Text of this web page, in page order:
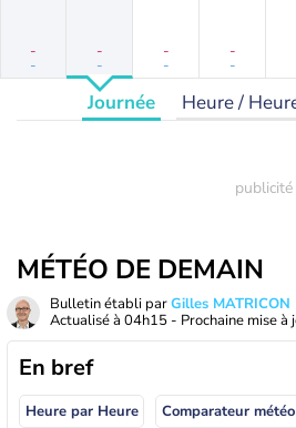
-
-
-
-
-
-
-
-
Journée Heure /
MÉTÉO DE DEMAIN
Bulletin établi parGilles MATRICON
Actualisé à 04h15 - Prochaine mise à
En bref
Heure par Heure Comparateur météo